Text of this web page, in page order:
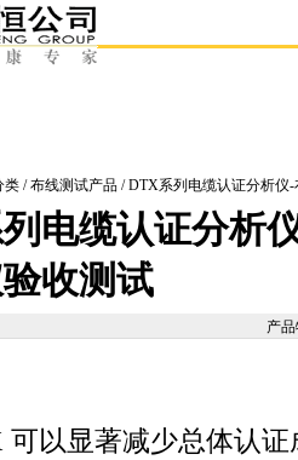
类/布线测试产品/ DTX系列电缆认证分析仪-
电缆认证分析
收测试
产
可以显著减少总体认证